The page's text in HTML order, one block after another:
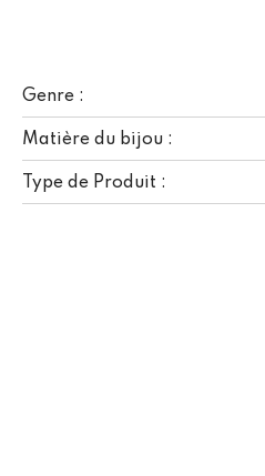
Genre :
Matière du bijou :
Type de Produit :